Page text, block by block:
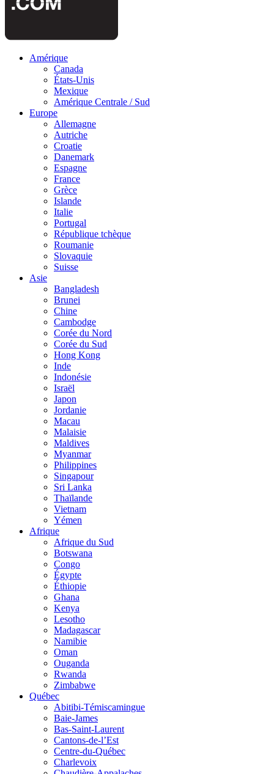
Amérique
Canada
États-Unis
Mexique
Amérique Centrale / Sud
Europe
Allemagne
Autriche
Croatie
Danemark
Espagne
France
Grèce
Islande
Italie
Portugal
République tchèque
Roumanie
Slovaquie
Suisse
Asie
Bangladesh
Brunei
Chine
Cambodge
Corée du Nord
Corée du Sud
Hong Kong
Inde
Indonésie
Israël
Japon
Jordanie
Macau
Malaisie
Maldives
Myanmar
Philippines
Singapour
Sri Lanka
Thaïlande
Vietnam
Yémen
Afrique
Afrique du Sud
Botswana
Congo
Égypte
Éthiopie
Ghana
Kenya
Lesotho
Madagascar
Namibie
Oman
Ouganda
Rwanda
Zimbabwe
Québec
Abitibi-Témiscamingue
Baie-James
Bas-Saint-Laurent
Cantons-de-l’Est
Centre-du-Québec
Charlevoix